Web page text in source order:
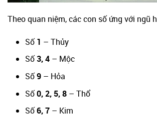
Theo quan niệm, các con số ứng với ngũ
Số1 – Thủy
Số3, 4 – Mộc
Số9 – Hỏa
Số0, 2, 5, 8 – Thổ
Số6, 7 – Kim